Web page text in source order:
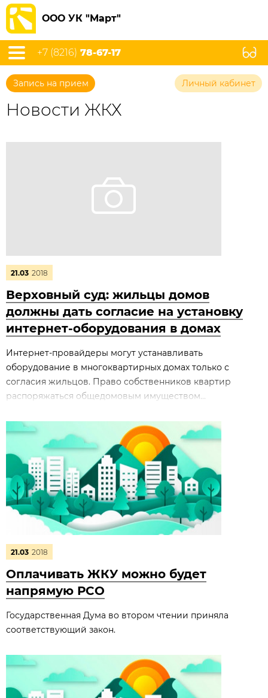
ООО УК "Март"
+7 (8216) 78-67-17
Запись на прием Личный кабинет
Новости ЖКХ
21.03 2018
Верховный суд: жильцы домов
должны дать согласие на установку
интернет-оборудования в домах
Интернет-провайдеры могут устанавливать
оборудование в многоквартирных домах только с
согласия жильцов. Право собственников квартир
распоряжаться общедомовым имуществом...
21.03 2018
Оплачивать ЖКУ можно будет
напрямую РСО
Государственная Дума во втором чтении приняла
соответствующий закон.